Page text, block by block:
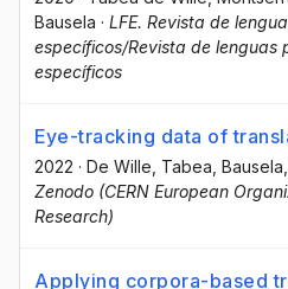
Bausela · LFE. Revista de
específicos/Revista de lenguas
específicos
Eye-tracking data of
2022 · De Wille, Tabea ,
Zenodo (CERN European
Research)
Applying corpora-based